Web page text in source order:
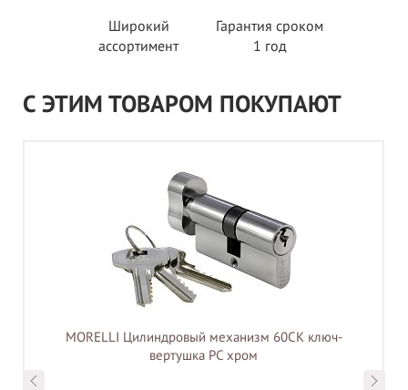
Широкий
ассортимент
Гарантия сроком
1 год
С ЭТИМ ТОВАРОМ ПОКУПАЮТ
MORELLI Цилиндровый механизм 60CK ключ-
вертушка PC хром